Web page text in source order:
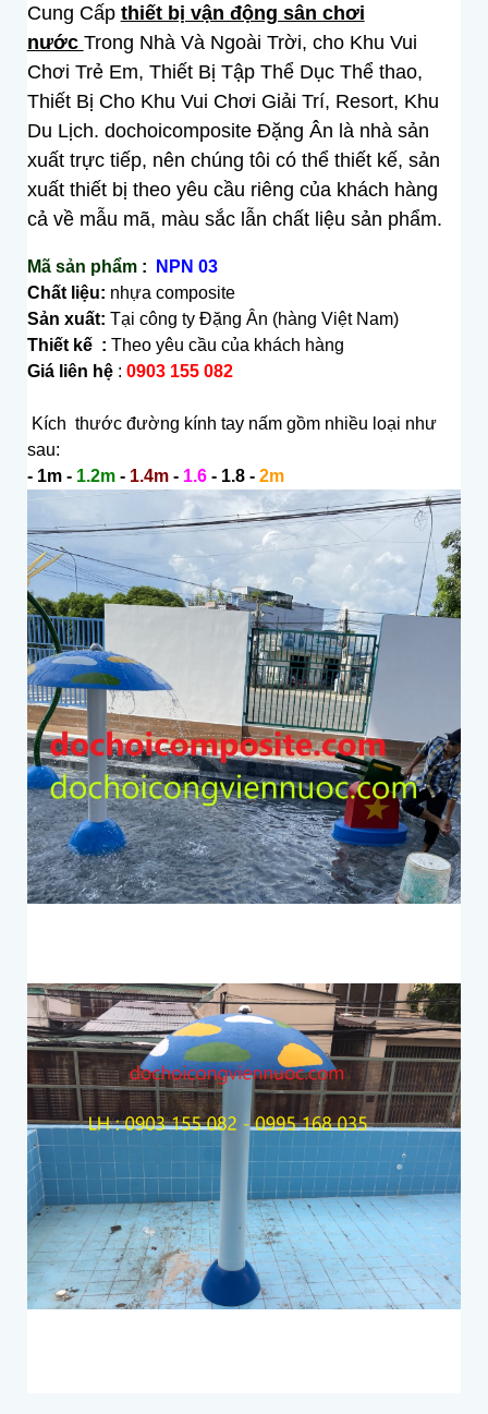
Cung Cấp thiết bị vận động sân chơi
nước Trong Nhà Và Ngoài Trời, cho Khu Vui
Chơi Trẻ Em, Thiết Bị Tập Thể Dục Thể thao,
Thiết Bị Cho Khu Vui Chơi Giải Trí, Resort, Khu
Du Lịch. dochoicomposite Đặng Ân là nhà sản
xuất trực tiếp, nên chúng tôi có thể thiết kế, sản
xuất thiết bị theo yêu cầu riêng của khách hàng
cả về mẫu mã, màu sắc lẫn chất liệu sản phẩm.
Mã sản phẩm:
NPN 03
Chất liệu: nhựa composite
Sản xuất: Tại công ty Đặng Ân (hàng Việt Nam)
Thiết kế : Theo yêu cầu của khách hàng
Giá liên hệ : 0903 155 082
Kích thước đường kính tay nấm gồm nhiều loại như
sau:
- 1m - 1.2m- 1.4m- 1.6- 1.8 - 2m